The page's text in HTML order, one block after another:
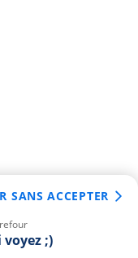
voyez ;)
SANS ACCEPTER